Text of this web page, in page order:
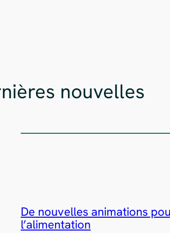
nouvelles
De nouvelles animations
l’alimentation